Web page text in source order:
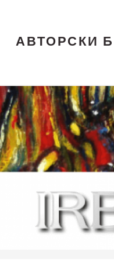
АВТОРСКИ